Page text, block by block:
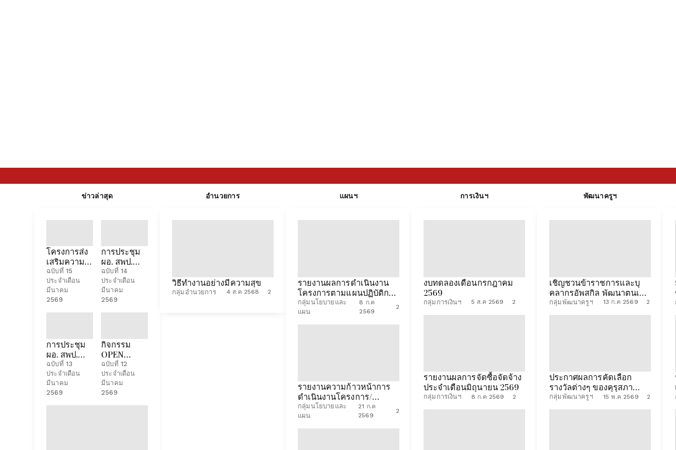
ข่าวล่าสุด
โครงการส่ง
เสริมความรู้
ทางด้าน
กฎหมายใน
การปฏิบัติ
หน้าที่แก่ครู
และบุคลากร
ฉบับที่ 15
ประจำเดือน
มีนาคม
2569
การประชุม
ผอ. สพป.
จันทบุรี เขต
1 สัญจรพบ
เพื่อนครู
ฉบับที่ 14
ประจำเดือน
มีนาคม
2569
การประชุม
ผอ. สพป.
จันทบุรี เขต
1 สัญจรพบ
เพื่อนครู
ฉบับที่ 13
ประจำเดือน
มีนาคม
2569
กิจกรรม
OPEN
HOUSE
"เปิดโลก
นวัตกรรม สู่
การพัฒนา
นวัตกรน้อย"
ฉบับที่ 12
ประจำเดือน
มีนาคม
2569
อำนวยการ
วิธีทำงานอย่างมีความสุข
กลุ่มอำนวยการ 4 ส.ค 2568 2
แผนฯ
รายงานผลการดำเนินงาน
โครงการตามแผนปฏิบัติการ
ประจำปีงบประมาณ พ.ศ.
2569 (ไตรมาสที่ 3 ระหว่าง
เดือนเมษายน - มิถุนายน
กลุ่มนโยบายและ
แผน
8 ก.ค
2569
2
รายงานความก้าวหน้าการ
ดำเนินงานโครงการ/
กิจกรรมการใช้งบประมาณ
ประจำปีงบประมาณ พ.ศ.
2569 ข้อมูล ณ วันที่ 31
กลุ่มนโยบายและ
แผน
21 ก.ค
2569
2
การเงินฯ
งบทดลองเดือนกรกฎาคม
2569
กลุ่มการเงินฯ 5 ส.ค 2569 2
รายงานผลการจัดซื้อจัดจ้าง
ประจำเดือนมิถุนายน 2569
กลุ่มการเงินฯ 8 ก.ค 2569 2
พัฒนาครูฯ
เชิญชวนข้าราชการและบุ
คลากรอัพสกิล พัฒนาตนเอง
กับคอร์สออนไลน์จาก
ม.ศิลปากร
กลุ่มพัฒนาครูฯ 13 ก.ค 2569 2
ประกาศผลการคัดเลือก
รางวัลต่างๆ ของคุรุสภา
ประจำปี 2569
กลุ่มพัฒนาครูฯ 15 พ.ค 2569 2